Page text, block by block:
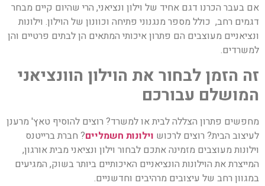
אם בעבר הכרנו דגם אחיד של וילון ונציאני, הרי שהיום קיים מבחר
דגמים רחב, כולל מספר מנגנוני פתיחה וכוונון של הוילון. וילונות
ונציאניים מעוצבים הם פתרון איכותי המתאים הן לבתים פרטיים והן
למשרדים.
זה הזמן לבחור את הוילון הוונציאני
המושלם עבורכם
מחפשים פתרון הצללה לבית או למשרד? רוצים להוסיף טאץ' מרענן
לעיצוב הבית? רוצים לרכוש וילונות חשמליים? חברת ברייטנס
וילונות מעוצבים מזמינה אתכם לבחור וילון ונציאני מבית אורגון,
המייצרת את הוילונות הונציאניים האיכותיים ביותר בשוק, המגיעים
במגוון רחב של עיצובים מרהיבים וחדשניים.